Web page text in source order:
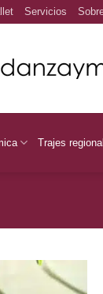
Servicios
Trajes